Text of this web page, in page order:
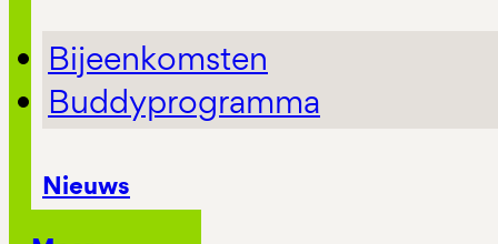
Bijeenkomsten
Buddyprogramma
Nieuws